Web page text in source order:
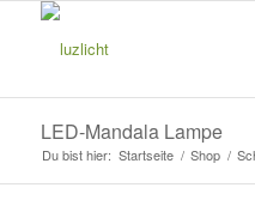
LED-Mandala Lampe
Du bist hier: Startseite / Shop /